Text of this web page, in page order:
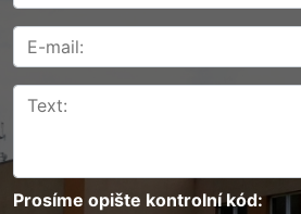
Prosíme opište kontrolní kód: